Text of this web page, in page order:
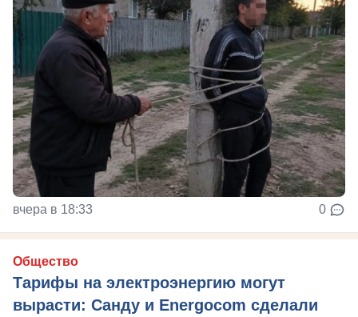
вчера в 18:33 0
Общество
Тарифы на электроэнергию могут
вырасти: Санду и Energocom сделали